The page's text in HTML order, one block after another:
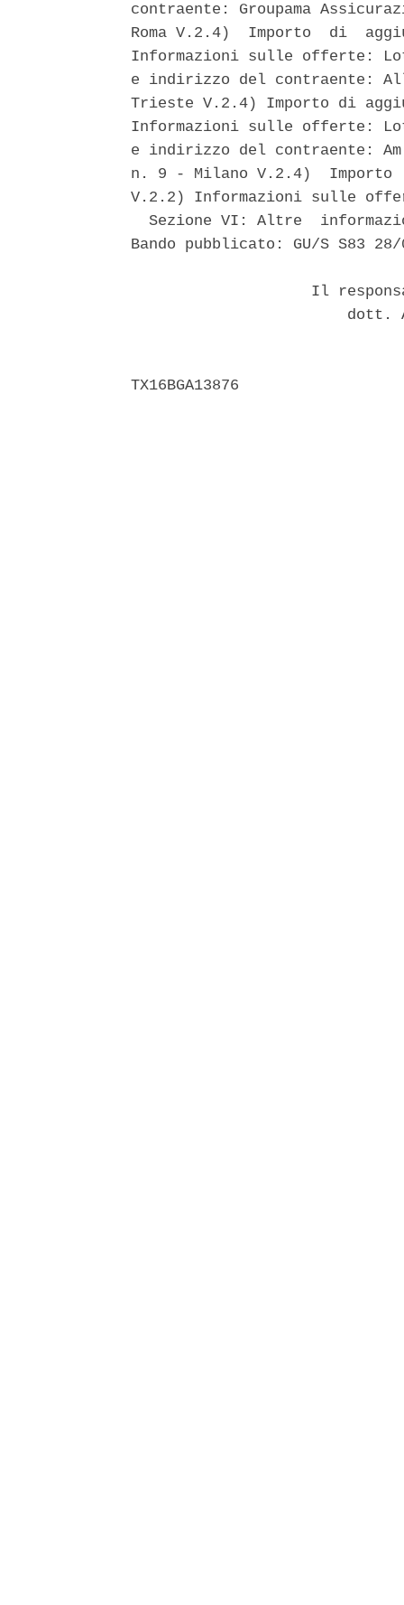
contraente: Groupama
Roma V.2.4)  Importo  di
Informazioni sulle offerte:
e indirizzo del contraente:
Trieste V.2.4) Importo di
Informazioni sulle offerte:
e indirizzo del contraente:
n. 9 - Milano V.2.4)  Importo
V.2.2) Informazioni sulle
Sezione VI: Altre
Bando pubblicato: GU/S S83
Il